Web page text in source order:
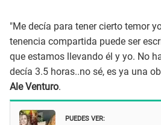
"Me decía para tener cierto temor
tenencia compartida puede ser
que estamos llevando él y yo. No
decía 3.5 horas..no sé, es ya una
Ale Venturo.
PUEDES VER: